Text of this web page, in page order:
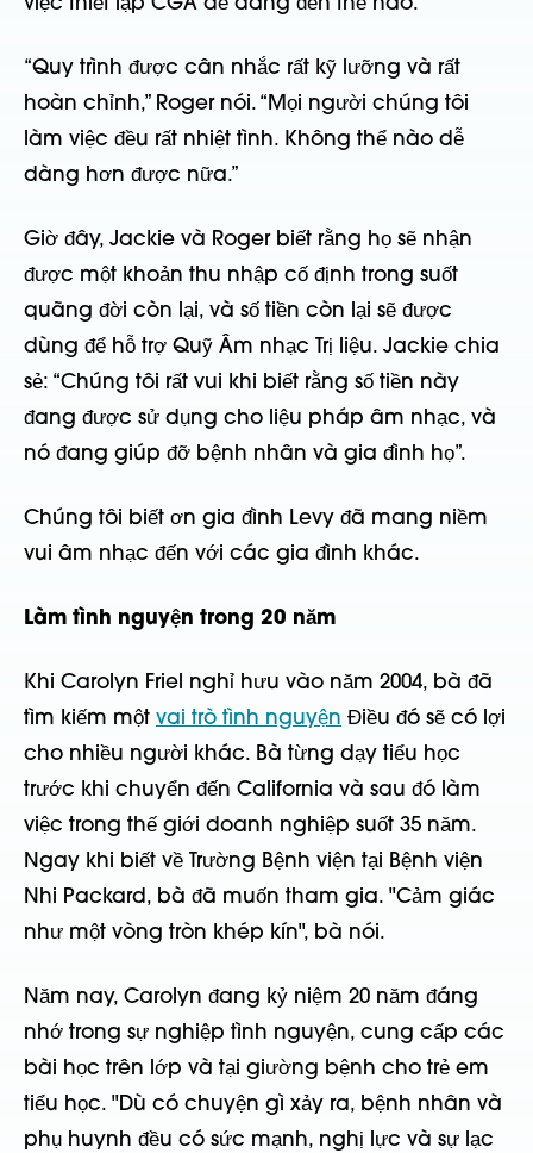
“Quy trình được cân nhắc rất kỹ lưỡng và rất
hoàn chỉnh,” Roger nói. “Mọi người chúng tôi
làm việc đều rất nhiệt tình. Không thể nào dễ
dàng hơn được nữa.”
Giờ đây, Jackie và Roger biết rằng họ sẽ nhận
được một khoản thu nhập cố định trong suốt
quãng đời còn lại, và số tiền còn lại sẽ được
dùng để hỗ trợ Quỹ Âm nhạc Trị liệu. Jackie chia
sẻ: “Chúng tôi rất vui khi biết rằng số tiền này
đang được sử dụng cho liệu pháp âm nhạc, và
nó đang giúp đỡ bệnh nhân và gia đình họ”.
Chúng tôi biết ơn gia đình Levy đã mang niềm
vui âm nhạc đến với các gia đình khác.
Làm tình nguyện trong 20 năm
Khi Carolyn Friel nghỉ hưu vào năm 2004, bà đã
tìm kiếm một vai trò tình nguyện Điều đó sẽ có lợi
cho nhiều người khác. Bà từng dạy tiểu học
trước khi chuyển đến California và sau đó làm
việc trong thế giới doanh nghiệp suốt 35 năm.
Ngay khi biết về Trường Bệnh viện tại Bệnh viện
Nhi Packard, bà đã muốn tham gia. "Cảm giác
như một vòng tròn khép kín", bà nói.
Năm nay, Carolyn đang kỷ niệm 20 năm đáng
nhớ trong sự nghiệp tình nguyện, cung cấp các
bài học trên lớp và tại giường bệnh cho trẻ em
tiểu học. "Dù có chuyện gì xảy ra, bệnh nhân và
phụ huynh đều có sức mạnh, nghị lực và sự lạc